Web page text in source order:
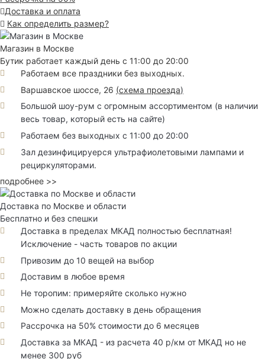
Доставка и оплата
Как определить размер?
Магазин в Москве
Бутик работает каждый день с 11:00 до 20:00
Работаем все праздники без выходных.
Варшавское шоссе, 26 (схема проезда)
Большой шоу-рум с огромным ассортиментом (в наличии
весь товар, который есть на сайте)
Работаем без выходных с 11:00 до 20:00
Зал дезинфицируерся ультрафиолетовыми лампами и
рециркуляторами.
подробнее >>
Доставка по Москве и области
Бесплатно и без спешки
Доставка в пределах МКАД полностью бесплатная!
Исключение - часть товаров по акции
Привозим до 10 вещей на выбор
Доставим в любое время
Не торопим: примеряйте сколько нужно
Можно сделать доставку в день обращения
Рассрочка на 50% стоимости до 6 месяцев
Доставка за МКАД - из расчета 40 р/км от МКАД но не
менее 300 руб